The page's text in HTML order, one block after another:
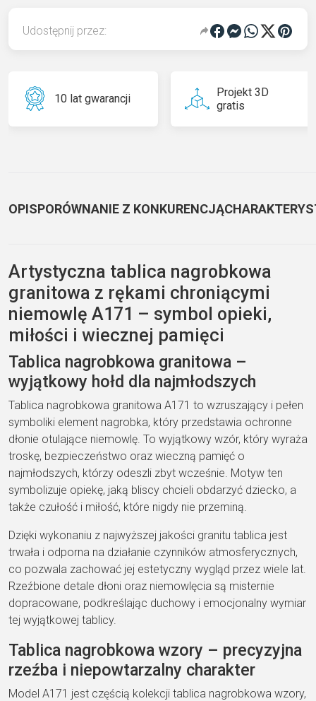
Udostępnij przez:
10 lat gwarancji
Projekt 3D
gratis
OPISPORÓWNANIE Z KONKURENCJĄ
Artystyczna tablica nagrobkowa
granitowa z rękami chroniącymi
niemowlę A171 – symbol opieki,
miłości i wiecznej pamięci
Tablica nagrobkowa granitowa –
wyjątkowy hołd dla najmłodszych
Tablica nagrobkowa granitowa A171 to wzruszający i pełen
symboliki element nagrobka, który przedstawia ochronne
dłonie otulające niemowlę. To wyjątkowy wzór, który wyraża
troskę, bezpieczeństwo oraz wieczną pamięć o
najmłodszych, którzy odeszli zbyt wcześnie. Motyw ten
symbolizuje opiekę, jaką bliscy chcieli obdarzyć dziecko, a
także czułość i miłość, które nigdy nie przeminą.
Dzięki wykonaniu z najwyższej jakości granitu tablica jest
trwała i odporna na działanie czynników atmosferycznych,
co pozwala zachować jej estetyczny wygląd przez wiele lat.
Rzeźbione detale dłoni oraz niemowlęcia są misternie
dopracowane, podkreślając duchowy i emocjonalny wymiar
tej wyjątkowej tablicy.
Tablica nagrobkowa wzory – precyzyjna
rzeźba i niepowtarzalny charakter
Model A171 jest częścią kolekcji tablica nagrobkowa wzory,